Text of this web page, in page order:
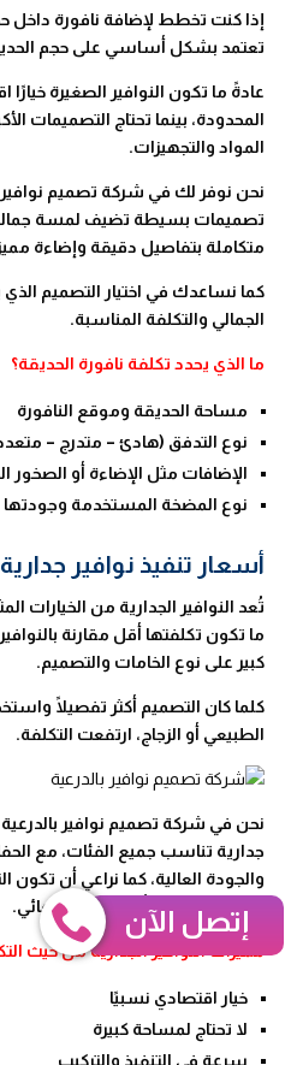
إذا كنت تخطط لإضافة نافورة داخل
تعتمد بشكل أساسي على حجم
عادةً ما تكون النوافير الصغيرة
المحدودة، بينما تحتاج التصميمات
المواد والتجهيزات.
نحن نوفر لك في شركة تصميم نوافير
تصميمات بسيطة تضيف لمسة جمالية
متكاملة بتفاصيل دقيقة وإضاءة
كما نساعدك في اختيار التصميم
الجمالي والتكلفة المناسبة.
ما الذي يحدد تكلفة نافورة الحديقة؟
مساحة الحديقة وموقع النافورة
نوع التدفق (هادئ – متدرج –
الإضافات مثل الإضاءة أو الصخور
نوع المضخة المستخدمة وجودتها
أسعار تنفيذ نوافير
تُعد النوافير الجدارية من الخيارات
ما تكون تكلفتها أقل مقارنة
كبير على نوع الخامات والتصميم.
كلما كان التصميم أكثر تفصيلًا
الطبيعي أو الزجاج، ارتفعت التكلفة.
نحن في شركة تصميم نوافير
جدارية تناسب جميع الفئات، مع
والجودة العالية، كما نراعي أن تكون
كفاءة التشغيل أو المظهر النهائي.
مميزات النوافير الجدارية من حيث
خيار اقتصادي نسبيًا
لا تحتاج لمساحة كبيرة
سرعة في التنفيذ والتركيب
إتصل الآن